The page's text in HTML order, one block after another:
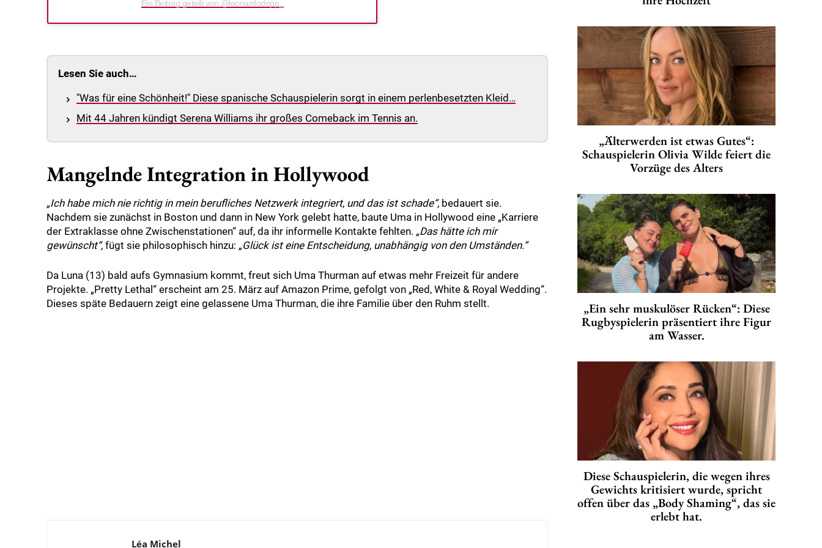
Ein Beitrag geteilt von @leonardodepp_
Lesen Sie auch…
"Was für eine Schönheit!" Diese spanische Schauspielerin sorgt in einem perlenbesetzten Kleid…
Mit 44 Jahren kündigt Serena Williams ihr großes Comeback im Tennis an.
Mangelnde Integration in Hollywood
„Ich habe mich nie richtig in mein berufliches Netzwerk integriert, und das ist schade“, bedauert sie.
Nachdem sie zunächst in Boston und dann in New York gelebt hatte, baute Uma in Hollywood eine „Karriere
der Extraklasse ohne Zwischenstationen“ auf, da ihr informelle Kontakte fehlten. „Das hätte ich mir
gewünscht“, fügt sie philosophisch hinzu: „Glück ist eine Entscheidung, unabhängig von den Umständen.“
Da Luna (13) bald aufs Gymnasium kommt, freut sich Uma Thurman auf etwas mehr Freizeit für andere
Projekte. „Pretty Lethal“ erscheint am 25. März auf Amazon Prime, gefolgt von „Red, White & Royal Wedding“.
Dieses späte Bedauern zeigt eine gelassene Uma Thurman, die ihre Familie über den Ruhm stellt.
Léa Michel
„Älterwerden ist etwas Gutes“:
Schauspielerin Olivia Wilde feiert die
Vorzüge des Alters
„Ein sehr muskulöser Rücken“: Diese
Rugbyspielerin präsentiert ihre Figur
am Wasser.
Diese Schauspielerin, die wegen ihres
Gewichts kritisiert wurde, spricht
offen über das „Body Shaming“, das sie
erlebt hat.